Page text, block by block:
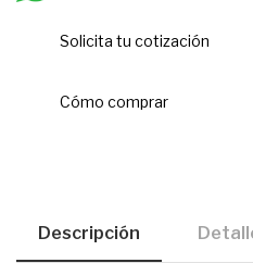
Solicita tu cotización
Cómo comprar
Descripción